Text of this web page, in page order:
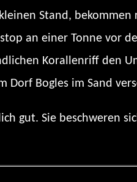
Stand,
an einer Tonne vor
Korallenriff den
Dorf Bogles im Sand
gut. Sie beschweren